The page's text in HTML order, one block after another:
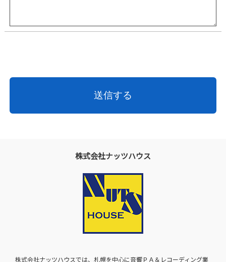
株式会社ナッツハウス
株式会社ナッツハウスでは、札幌を中心に音響ＰＡ＆レコーディング業